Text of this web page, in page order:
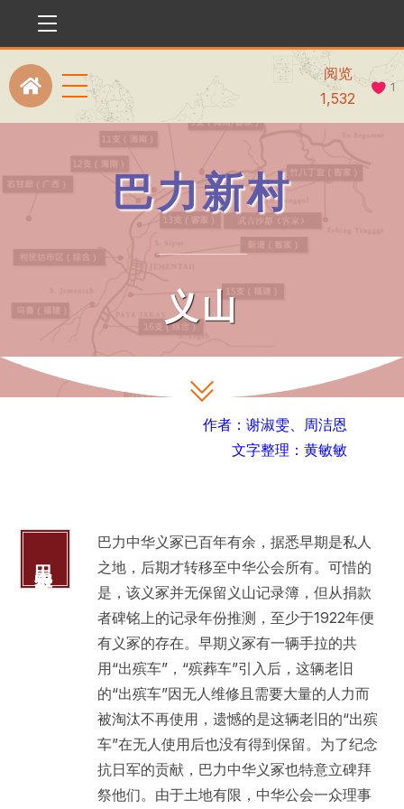
Menu
Icon
label
Menu
阅览
1,532
1
巴力新村
义山
作者：谢淑雯、周洁恩
文字整理：黄敏敏
巴力中华义冢已百年有余，据悉早期是私人
之地，后期才转移至中华公会所有。可惜的
是，该义冢并无保留义山记录簿，但从捐款
者碑铭上的记录年份推测，至少于1922年便
有义冢的存在。早期义冢有一辆手拉的共
用“出殡车”，“殡葬车”引入后，这辆老旧
的“出殡车”因无人维修且需要大量的人力而
被淘汰不再使用，遗憾的是这辆老旧的“出殡
车”在无人使用后也没有得到保留。为了纪念
抗日军的贡献，巴力中华义冢也特意立碑拜
祭他们。由于土地有限，中华公会一众理事